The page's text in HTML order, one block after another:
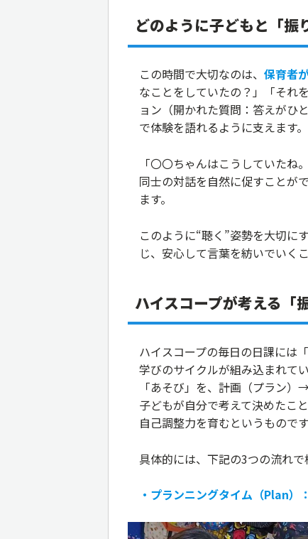
どのように子どもと「振
この時間で大切なのは、 保育者
なことをしていたの？」「それ
ョン（開かれた質問：答えがひ
で体験を語れるように支えます。
「〇〇ちゃんはこうしていた
同士の対話を自然に促すことが
ます。
このように“聴く”姿勢を大切に
じ、安心して言葉を紡いでいく
ハイスコープが考える「
ハイスコープの毎日の日課には
学びのサイクルが組み込まれて
「あそび」を、計画（プラン
子どもが自分で考えて決めたこ
自己調整力を育むというものです
具体的には、下記の3つの流れで
・プランニングタイム（Plan）